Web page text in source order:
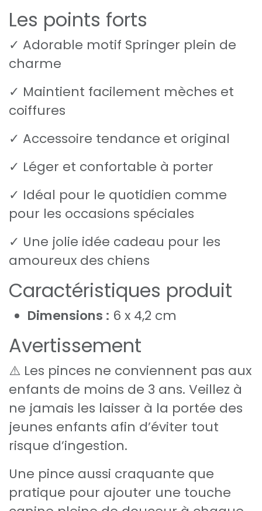
Les points forts
✓ Adorable motif Springer plein de
charme
✓ Maintient facilement mèches et
coiffures
✓ Accessoire tendance et original
✓ Léger et confortable à porter
✓ Idéal pour le quotidien comme
pour les occasions spéciales
✓ Une jolie idée cadeau pour les
amoureux des chiens
Caractéristiques produit
Dimensions : 6 x 4,2 cm
Avertissement
⚠️ Les pinces ne conviennent pas aux
enfants de moins de 3 ans. Veillez à
ne jamais les laisser à la portée des
jeunes enfants afin d’éviter tout
risque d’ingestion.
Une pince aussi craquante que
pratique pour ajouter une touche